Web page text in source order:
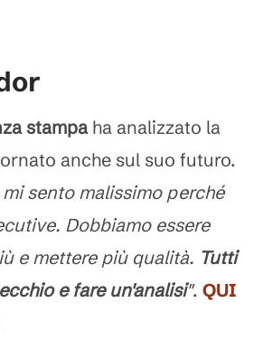
stampaha analizzato la
anche sul suo futuro.
mi sento malissimo perché
Dobbiamo essere
e mettere più qualità. Tutti
e fare un'analisi". QUI